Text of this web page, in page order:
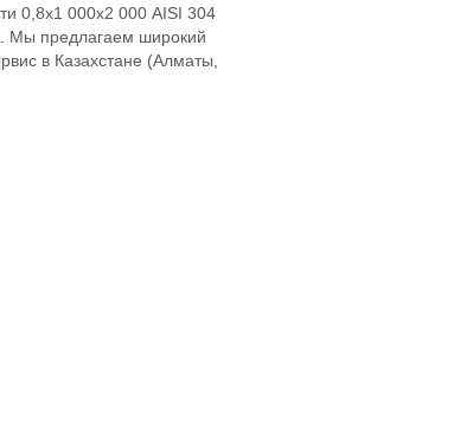
0,8х1 000х2 000 AISI 304
Мы предлагаем широкий
в Казахстане (Алматы,